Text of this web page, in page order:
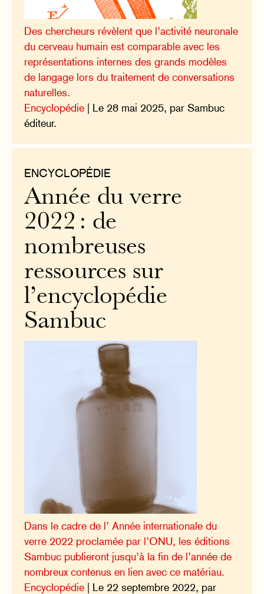
Des chercheurs révèlent que l’activité neuronale
du cerveau humain est comparable avec les
représentations internes des grands modèles
de langage lors du traitement de conversations
naturelles.
Encyclopédie | Le 28 mai 2025, par Sambuc
éditeur.
ENCYCLOPÉDIE
Année du verre
2022 : de
nombreuses
ressources sur
l’encyclopédie
Sambuc
Dans le cadre de l’ Année internationale du
verre 2022 proclamée par l’ONU, les éditions
Sambuc publieront jusqu’à la fin de l’année de
nombreux contenus en lien avec ce matériau.
Encyclopédie | Le 22 septembre 2022, par